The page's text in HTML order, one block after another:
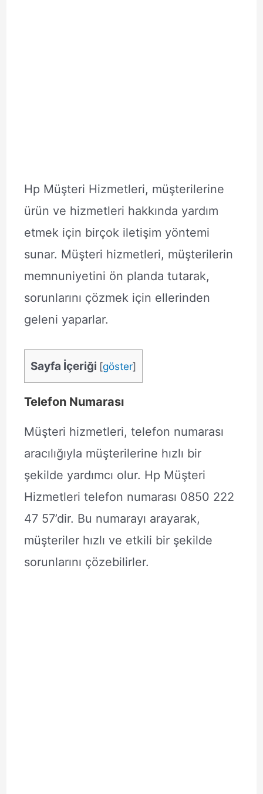
Hp Müşteri Hizmetleri, müşterilerine
ürün ve hizmetleri hakkında yardım
etmek için birçok iletişim yöntemi
sunar. Müşteri hizmetleri, müşterilerin
memnuniyetini ön planda tutarak,
sorunlarını çözmek için ellerinden
geleni yaparlar.
Sayfa İçeriği [göster]
Telefon Numarası
Müşteri hizmetleri, telefon numarası
aracılığıyla müşterilerine hızlı bir
şekilde yardımcı olur. Hp Müşteri
Hizmetleri telefon numarası 0850 222
47 57’dir. Bu numarayı arayarak,
müşteriler hızlı ve etkili bir şekilde
sorunlarını çözebilirler.